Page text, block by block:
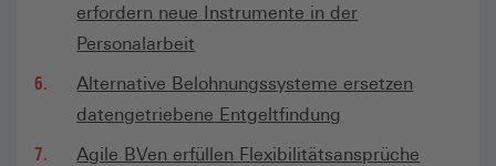
erfordern neue Instrumente in der
Personalarbeit
Alternative Belohnungssysteme ersetzen
datengetriebene Entgeltfindung
Agile BVen erfüllen Flexibilitätsansprüche